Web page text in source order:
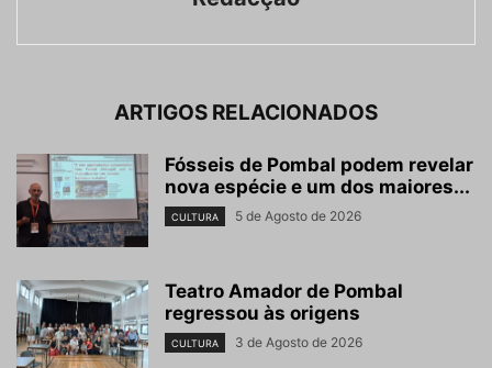
ARTIGOS RELACIONADOS
Fósseis de Pombal podem revelar
nova espécie e um dos maiores...
CULTURA 5 de Agosto de 2026
Teatro Amador de Pombal
regressou às origens
CULTURA 3 de Agosto de 2026